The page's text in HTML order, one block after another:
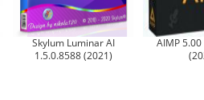
Skylum Luminar AI
1.5.0.8588 (2021)
AIMP